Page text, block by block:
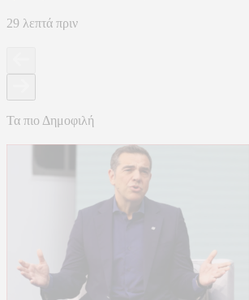
29 λεπτά πριν
Τα πιο Δημοφιλή